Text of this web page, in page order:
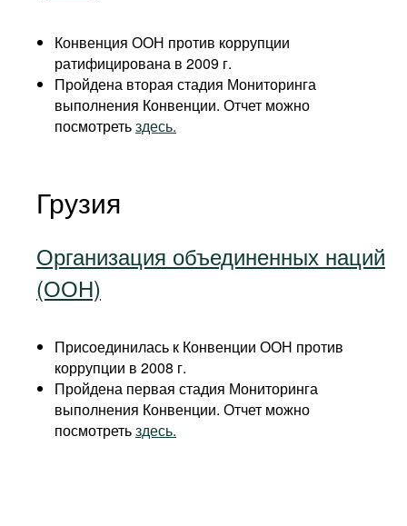
Конвенция ООН против коррупции
ратифицирована в 2009 г.
Пройдена вторая стадия Мониторинга
выполнения Конвенции. Отчет можно
посмотретьздесь.
Грузия
Организация объединенных наций
(ООН)
Присоединилась к Конвенции ООН против
коррупции в 2008 г.
Пройдена первая стадия Мониторинга
выполнения Конвенции. Отчет можно
посмотретьздесь.